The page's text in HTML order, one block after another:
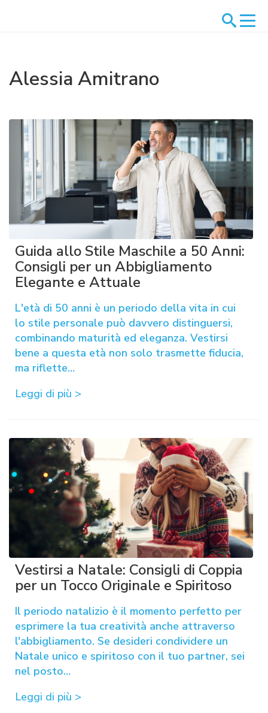
Alessia Amitrano
Guida allo Stile Maschile a 50 Anni:
Consigli per un Abbigliamento
Elegante e Attuale
L'età di 50 anni è un periodo della vita in cui
lo stile personale può davvero distinguersi,
combinando maturità ed eleganza. Vestirsi
bene a questa età non solo trasmette fiducia,
ma riflette…
Leggi di più >
Vestirsi a Natale: Consigli di Coppia
per un Tocco Originale e Spiritoso
Il periodo natalizio è il momento perfetto per
esprimere la tua creatività anche attraverso
l'abbigliamento. Se desideri condividere un
Natale unico e spiritoso con il tuo partner, sei
nel posto…
Leggi di più >